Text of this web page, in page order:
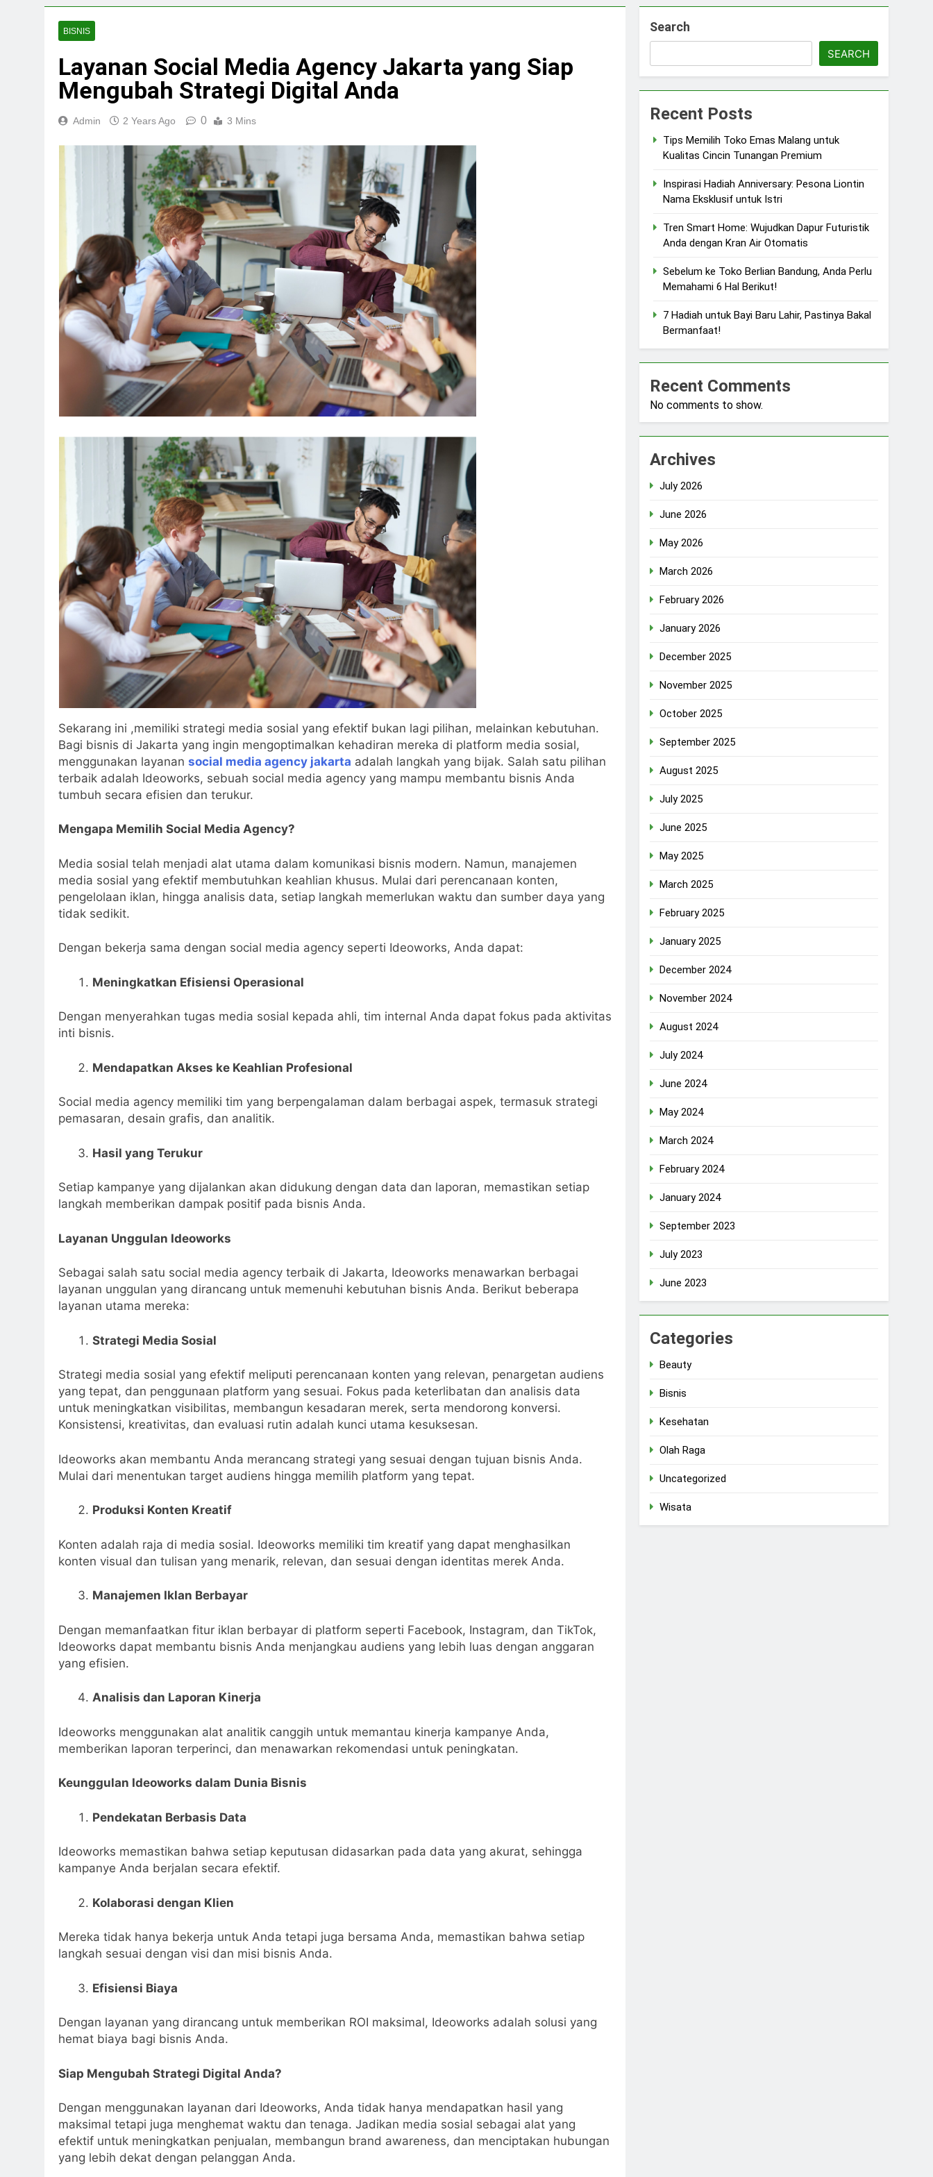
BISNIS
Layanan Social Media Agency Jakarta yang Siap
Mengubah Strategi Digital Anda
Admin 2 Years Ago 0 3 Mins
Sekarang ini ,memiliki strategi media sosial yang efektif bukan lagi pilihan, melainkan kebutuhan.
Bagi bisnis di Jakarta yang ingin mengoptimalkan kehadiran mereka di platform media sosial,
menggunakan layanan social media agency jakarta adalah langkah yang bijak. Salah satu pilihan
terbaik adalah Ideoworks, sebuah social media agency yang mampu membantu bisnis Anda
tumbuh secara efisien dan terukur.
Mengapa Memilih Social Media Agency?
Media sosial telah menjadi alat utama dalam komunikasi bisnis modern. Namun, manajemen
media sosial yang efektif membutuhkan keahlian khusus. Mulai dari perencanaan konten,
pengelolaan iklan, hingga analisis data, setiap langkah memerlukan waktu dan sumber daya yang
tidak sedikit.
Dengan bekerja sama dengan social media agency seperti Ideoworks, Anda dapat:
Meningkatkan Efisiensi Operasional
Dengan menyerahkan tugas media sosial kepada ahli, tim internal Anda dapat fokus pada aktivitas
inti bisnis.
Mendapatkan Akses ke Keahlian Profesional
Social media agency memiliki tim yang berpengalaman dalam berbagai aspek, termasuk strategi
pemasaran, desain grafis, dan analitik.
Hasil yang Terukur
Setiap kampanye yang dijalankan akan didukung dengan data dan laporan, memastikan setiap
langkah memberikan dampak positif pada bisnis Anda.
Layanan Unggulan Ideoworks
Sebagai salah satu social media agency terbaik di Jakarta, Ideoworks menawarkan berbagai
layanan unggulan yang dirancang untuk memenuhi kebutuhan bisnis Anda. Berikut beberapa
layanan utama mereka:
Strategi Media Sosial
Strategi media sosial yang efektif meliputi perencanaan konten yang relevan, penargetan audiens
yang tepat, dan penggunaan platform yang sesuai. Fokus pada keterlibatan dan analisis data
untuk meningkatkan visibilitas, membangun kesadaran merek, serta mendorong konversi.
Konsistensi, kreativitas, dan evaluasi rutin adalah kunci utama kesuksesan.
Ideoworks akan membantu Anda merancang strategi yang sesuai dengan tujuan bisnis Anda.
Mulai dari menentukan target audiens hingga memilih platform yang tepat.
Produksi Konten Kreatif
Konten adalah raja di media sosial. Ideoworks memiliki tim kreatif yang dapat menghasilkan
konten visual dan tulisan yang menarik, relevan, dan sesuai dengan identitas merek Anda.
Manajemen Iklan Berbayar
Dengan memanfaatkan fitur iklan berbayar di platform seperti Facebook, Instagram, dan TikTok,
Ideoworks dapat membantu bisnis Anda menjangkau audiens yang lebih luas dengan anggaran
yang efisien.
Analisis dan Laporan Kinerja
Ideoworks menggunakan alat analitik canggih untuk memantau kinerja kampanye Anda,
memberikan laporan terperinci, dan menawarkan rekomendasi untuk peningkatan.
Keunggulan Ideoworks dalam Dunia Bisnis
Pendekatan Berbasis Data
Ideoworks memastikan bahwa setiap keputusan didasarkan pada data yang akurat, sehingga
kampanye Anda berjalan secara efektif.
Kolaborasi dengan Klien
Mereka tidak hanya bekerja untuk Anda tetapi juga bersama Anda, memastikan bahwa setiap
langkah sesuai dengan visi dan misi bisnis Anda.
Efisiensi Biaya
Dengan layanan yang dirancang untuk memberikan ROI maksimal, Ideoworks adalah solusi yang
hemat biaya bagi bisnis Anda.
Siap Mengubah Strategi Digital Anda?
Dengan menggunakan layanan dari Ideoworks, Anda tidak hanya mendapatkan hasil yang
maksimal tetapi juga menghemat waktu dan tenaga. Jadikan media sosial sebagai alat yang
efektif untuk meningkatkan penjualan, membangun brand awareness, dan menciptakan hubungan
yang lebih dekat dengan pelanggan Anda.
Search
SEARCH
Recent Posts
Tips Memilih Toko Emas Malang untuk
Kualitas Cincin Tunangan Premium
Inspirasi Hadiah Anniversary: Pesona Liontin
Nama Eksklusif untuk Istri
Tren Smart Home: Wujudkan Dapur Futuristik
Anda dengan Kran Air Otomatis
Sebelum ke Toko Berlian Bandung, Anda Perlu
Memahami 6 Hal Berikut!
7 Hadiah untuk Bayi Baru Lahir, Pastinya Bakal
Bermanfaat!
Recent Comments
No comments to show.
Archives
July 2026
June 2026
May 2026
March 2026
February 2026
January 2026
December 2025
November 2025
October 2025
September 2025
August 2025
July 2025
June 2025
May 2025
March 2025
February 2025
January 2025
December 2024
November 2024
August 2024
July 2024
June 2024
May 2024
March 2024
February 2024
January 2024
September 2023
July 2023
June 2023
Categories
Beauty
Bisnis
Kesehatan
Olah Raga
Uncategorized
Wisata